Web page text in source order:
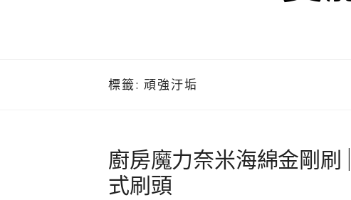
標籤: 頑強汙垢
廚房魔力奈米海綿金剛刷
式刷頭